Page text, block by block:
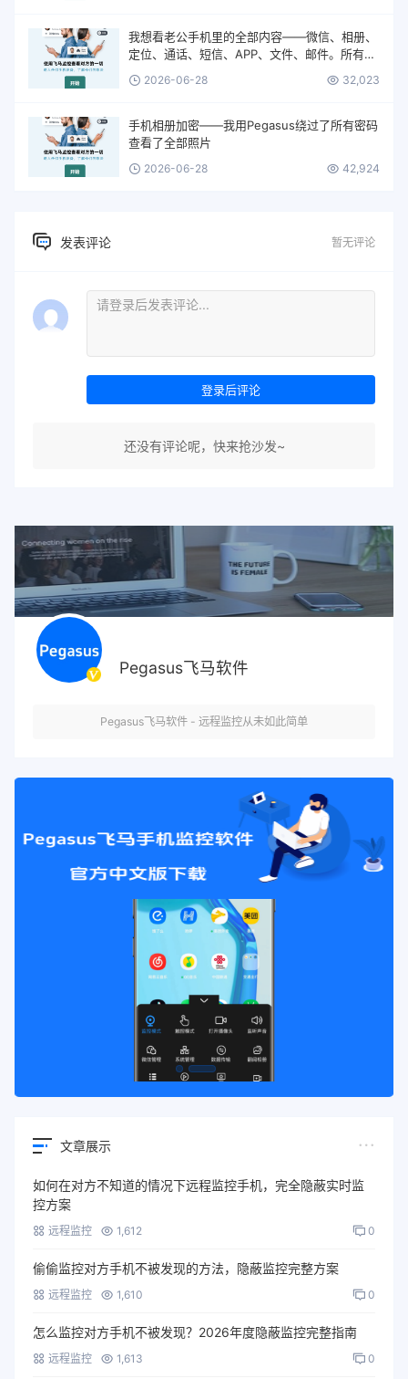
我想看老公手机里的全部内容——微信、相册、
定位、通话、短信、APP、文件、邮件。所有的
2026-06-28 32,023
手机相册加密——我用Pegasus绕过了所有密码
查看了全部照片
2026-06-28 42,924
发表评论 暂无评论
登录后评论
还没有评论呢，快来抢沙发~
Pegasus飞马软件
Pegasus飞马软件 - 远程监控从未如此简单
文章展示
如何在对方不知道的情况下远程监控手机，完全隐蔽实时监
控方案
远程监控 1,612 0
偷偷监控对方手机不被发现的方法，隐蔽监控完整方案
远程监控 1,610 0
怎么监控对方手机不被发现？2026年度隐蔽监控完整指南
远程监控 1,613 0